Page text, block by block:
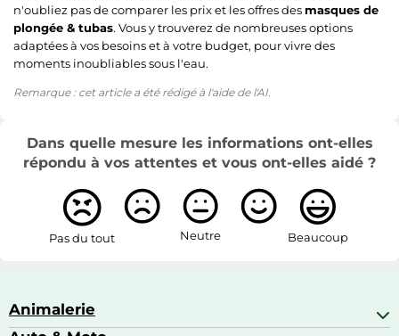
n'oubliez pas de comparer les prix et les offres des masques de
plongée & tubas. Vous y trouverez de nombreuses options
adaptées à vos besoins et à votre budget, pour vivre des
moments inoubliables sous l'eau.
Remarque : cet article a été rédigé à l'aide de l'AI.
Dans quelle mesure les informations ont-elles
répondu à vos attentes et vous ont-elles aidé ?
Pas du tout Neutre Beaucoup
Animalerie